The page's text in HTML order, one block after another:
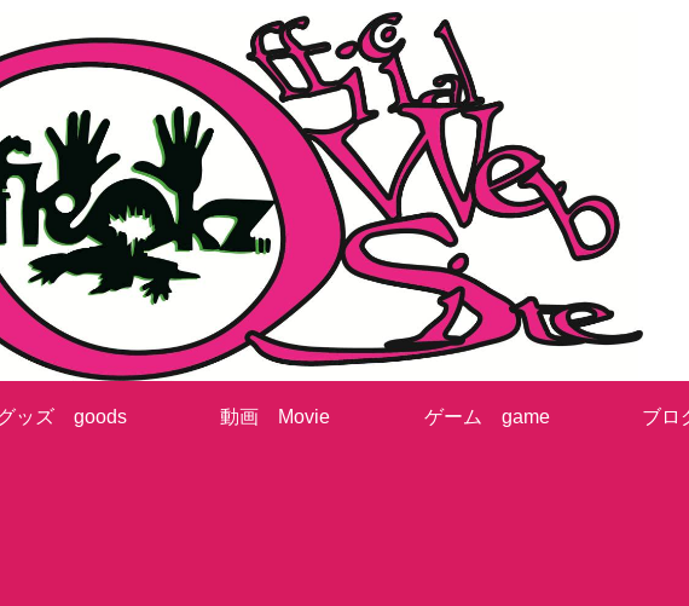
ッズ goods 動画 Movie ゲーム game ブ